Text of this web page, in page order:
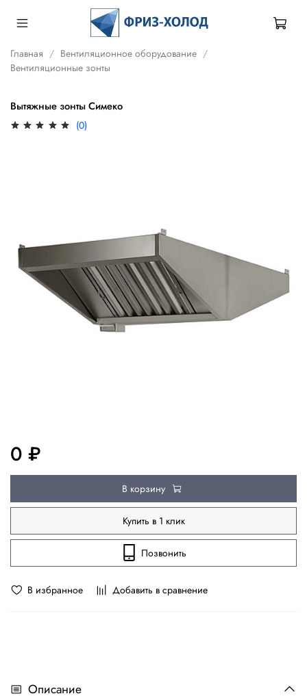
Главная
Вентиляционное оборудование
Вентиляционные зонты
Вытяжные зонты Симеко
(0)
В избранное Добавить в сравнение
0 ₽
В корзину
Купить в 1 клик
Позвонить
Описание